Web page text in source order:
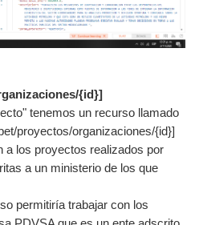
{id}]
tenemos un recurso llamado
proyectos/organizaciones/{id}]
a los proyectos realizados por
a un ministerio de los que
permitiría trabajar con los